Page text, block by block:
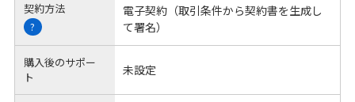
契約方法
?
電子契約（取引条件から契約書を生成し
て署名）
購入後のサポー
ト
未設定